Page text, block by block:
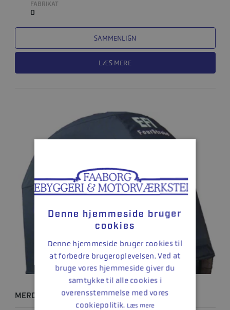
FABRIKAT
0
SAMMENLIGN
LÆS MERE
MERCURY SPLASH COVER - 115 HK
Denne hjemmeside bruger
cookies
Denne hjemmeside bruger cookies til
at forbedre brugeroplevelsen. Ved at
bruge vores hjemmeside giver du
samtykke til alle cookies i
overensstemmelse med vores
cookiepolitik. Læs mere